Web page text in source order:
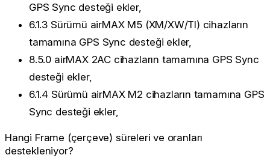
GPS Sync desteği ekler,
6.1.3 Sürümü airMAX M5 (XM/XW/TI) cihazların
tamamına GPS Sync desteği ekler,
8.5.0 airMAX 2AC cihazların tamamına GPS Sync
desteği ekler,
6.1.4 Sürümü airMAX M2 cihazların tamamına GPS
Sync desteği ekler,
Hangi Frame (çerçeve) süreleri ve oranları
destekleniyor?